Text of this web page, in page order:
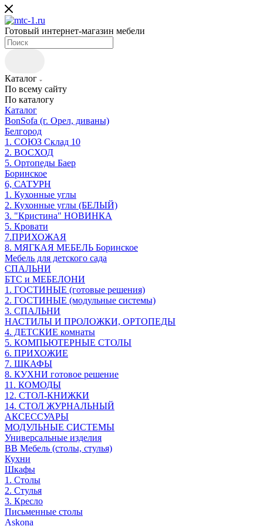
Готовый интернет-магазин мебели
Каталог
По всему сайту
По каталогу
Каталог
BonSofa (г. Орел, диваны)
Белгород
1. СОЮЗ Склад 10
2. ВОСХОД
5. Ортопеды Баер
Боринское
6, САТУРН
1. Кухонные углы
2. Кухонные углы (БЕЛЫЙ)
3. "Кристина" НОВИНКА
5. Кровати
7.ПРИХОЖАЯ
8. МЯГКАЯ МЕБЕЛЬ Боринское
Мебель для детского сада
СПАЛЬНИ
БТС и МЕБЕЛОНИ
1. ГОСТИНЫЕ (готовые решения)
2. ГОСТИНЫЕ (модульные системы)
3. СПАЛЬНИ
НАСТИЛЫ И ПРОЛОЖКИ, ОРТОПЕДЫ
4. ДЕТСКИЕ комнаты
5. КОМПЬЮТЕРНЫЕ СТОЛЫ
6. ПРИХОЖИЕ
7. ШКАФЫ
8. КУХНИ готовое решение
11. КОМОДЫ
12. СТОЛ-КНИЖКИ
14. СТОЛ ЖУРНАЛЬНЫЙ
АКСЕССУАРЫ
МОДУЛЬНЫЕ СИСТЕМЫ
Универсальные изделия
ВВ Мебель (столы, стулья)
Кухни
Шкафы
1. Столы
2. Стулья
3. Кресло
Письменные столы
Askona